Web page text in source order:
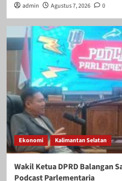
admin Agustus 7, 2026 0
Ekonomi Kalimantan Selatan
Wakil Ketua DPRD Balangan
Podcast Parlementaria